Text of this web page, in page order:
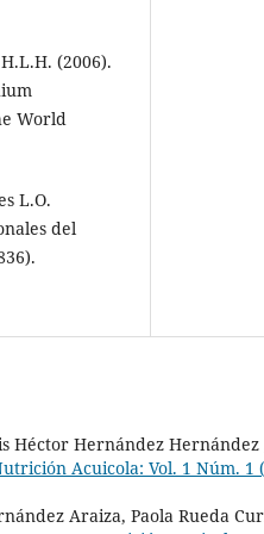
(2006).
World
L.O.
del
Héctor Hernández Hernández
Acuicola: Vol. 1 Núm. 1
Araiza, Paola Rueda